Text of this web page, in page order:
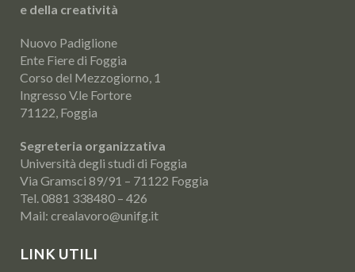
e della creatività
Nuovo Padiglione
Ente Fiere di Foggia
Corso del Mezzogiorno, 1
Ingresso V.le Fortore
71122, Foggia
Segreteria organizzativa
Università degli studi di Foggia
Via Gramsci 89/91 – 71122 Foggia
Tel. 0881 338480 – 426
Mail: crealavoro@unifg.it
LINK UTILI